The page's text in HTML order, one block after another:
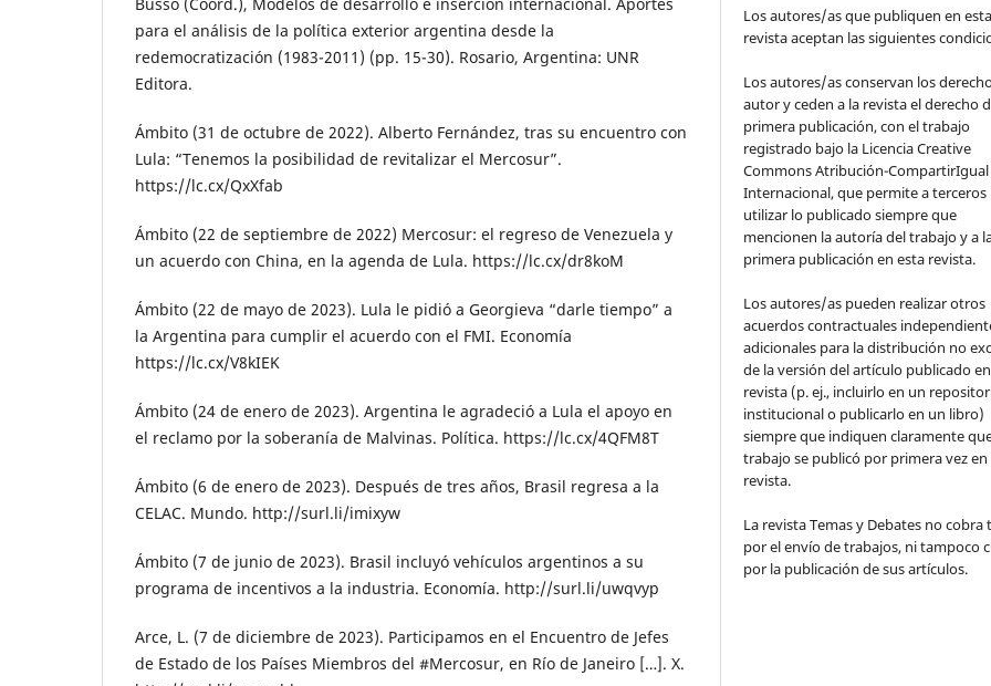
para el análisis de la política exterior argentina desde la
redemocratización (1983-2011) (pp. 15-30). Rosario, Argentina: UNR
Editora.
Ámbito (31 de octubre de 2022). Alberto Fernández, tras su encuentro con
Lula: “Tenemos la posibilidad de revitalizar el Mercosur”.
https://lc.cx/QxXfab
Ámbito (22 de septiembre de 2022) Mercosur: el regreso de Venezuela y
un acuerdo con China, en la agenda de Lula. https://lc.cx/dr8koM
Ámbito (22 de mayo de 2023). Lula le pidió a Georgieva “darle tiempo” a
la Argentina para cumplir el acuerdo con el FMI. Economía
https://lc.cx/V8kIEK
Ámbito (24 de enero de 2023). Argentina le agradeció a Lula el apoyo en
el reclamo por la soberanía de Malvinas. Política. https://lc.cx/4QFM8T
Ámbito (6 de enero de 2023). Después de tres años, Brasil regresa a la
CELAC. Mundo. http://surl.li/imixyw
Ámbito (7 de junio de 2023). Brasil incluyó vehículos argentinos a su
programa de incentivos a la industria. Economía. http://surl.li/uwqvyp
Arce, L. (7 de diciembre de 2023). Participamos en el Encuentro de Jefes
de Estado de los Países Miembros del #Mercosur, en Río de Janeiro […]. X.
Los autores/as que publiquen en esta
revista aceptan las siguientes
Los autores/as conservan los
autor y ceden a la revista el derecho
primera publicación, con el trabajo
registrado bajo la Licencia Creative
Commons Atribución-CompartirIgual
Internacional, que permite a terceros
utilizar lo publicado siempre que
mencionen la autoría del trabajo y a
primera publicación en esta revista.
Los autores/as pueden realizar otros
acuerdos contractuales
adicionales para la distribución no
de la versión del artículo publicado
revista (p. ej., incluirlo en un
institucional o publicarlo en un libro)
siempre que indiquen claramente
trabajo se publicó por primera vez en
revista.
La revista Temas y Debates no cobra
por el envío de trabajos, ni tampoco
por la publicación de sus artículos.